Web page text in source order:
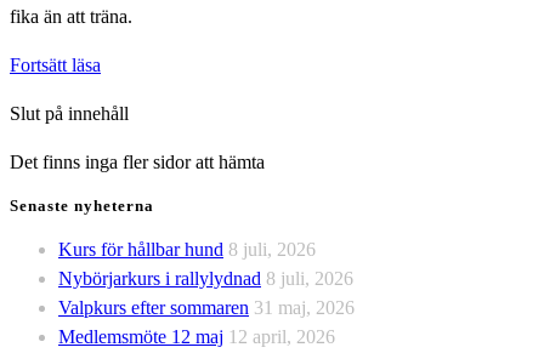
fika än att träna.
Fortsätt läsa
Slut på innehåll
Det finns inga fler sidor att hämta
Senaste nyheterna
Kurs för hållbar hund 8 juli, 2026
Nybörjarkurs i rallylydnad 8 juli, 2026
Valpkurs efter sommaren 31 maj, 2026
Medlemsmöte 12 maj 12 april, 2026